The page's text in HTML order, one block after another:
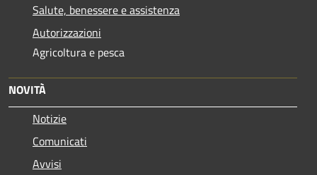
Salute, benessere e assistenza
Autorizzazioni
Agricoltura e pesca
NOVITÀ
Notizie
Comunicati
Avvisi